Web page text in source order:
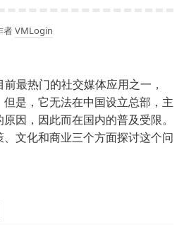
者VMLogin
最热门的社交媒体应用之一，
是，它无法在中国设立总部，主
因，因此而在国内的普及受限。
文化和商业三个方面探讨这个问